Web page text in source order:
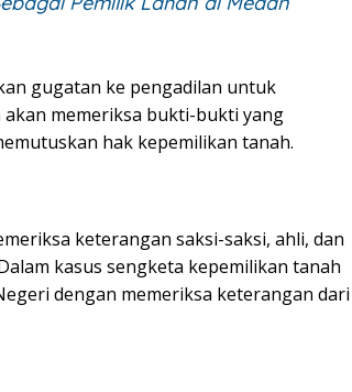
gugatan ke pengadilan untuk
memeriksa bukti-bukti yang
hak kepemilikan tanah.
keterangan saksi-saksi, ahli, dan
kasus sengketa kepemilikan tanah
dengan memeriksa keterangan dari